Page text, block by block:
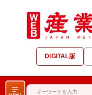
DIGITAL版